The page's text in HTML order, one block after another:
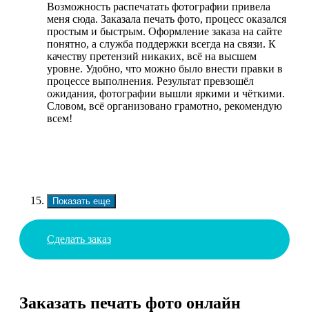
Возможность распечатать фотографии привела
меня сюда. Заказала печать фото, процесс оказался
простым и быстрым. Оформление заказа на сайте
понятно, а служба поддержки всегда на связи. К
качеству претензий никаких, всё на высшем
уровне. Удобно, что можно было внести правки в
процессе выполнения. Результат превзошёл
ожидания, фотографии вышли яркими и чёткими.
Словом, всё организовано грамотно, рекомендую
всем!
Показать еще
Сделать заказ
Заказать печать фото онлайн